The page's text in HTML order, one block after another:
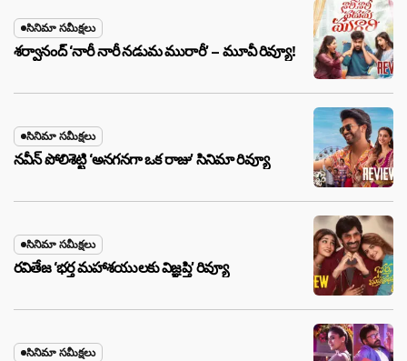
సినిమా సమీక్షలు
శర్వానంద్ ‘నారీ నారీ నడుమ మురారీ’ – మూవీ రివ్యూ!
సినిమా సమీక్షలు
నవీన్ పోలిశెట్టి ‘అనగనగా ఒక రాజు’ సినిమా రివ్యూ
సినిమా సమీక్షలు
రవితేజ ‘భర్త మహాశయులకు విజ్ఞప్తి’ రివ్యూ
సినిమా సమీక్షలు